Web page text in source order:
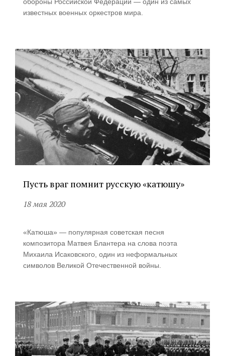
обороны Российской Федерации — один из самых
известных военных оркестров мира.
Пусть враг помнит русскую «катюшу»
18 мая 2020
«Катюша» — популярная советская песня
композитора Матвея Блантера на слова поэта
Михаила Исаковского, один из неформальных
символов Великой Отечественной войны.